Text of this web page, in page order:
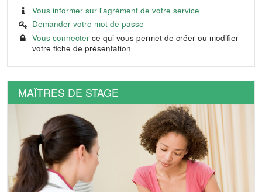
Vous informer sur l'agrément de votre service
Demander votre mot de passe
Vous connecter ce qui vous permet de créer ou modifier
votre fiche de présentation
MAÎTRES DE STAGE